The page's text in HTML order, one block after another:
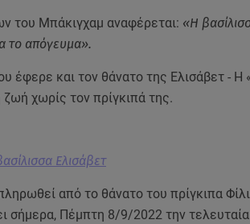
του Μπάκιγχαμ αναφέρεται: «Η
το απόγευμα».
έφερε και τον θάνατο της Ελισάβετ - Η
χωρίς τον πρίγκιπά της.
Ελισάβετ
από το θάνατο του πρίγκιπα
σήμερα, Πέμπτη 8/9/2022 την